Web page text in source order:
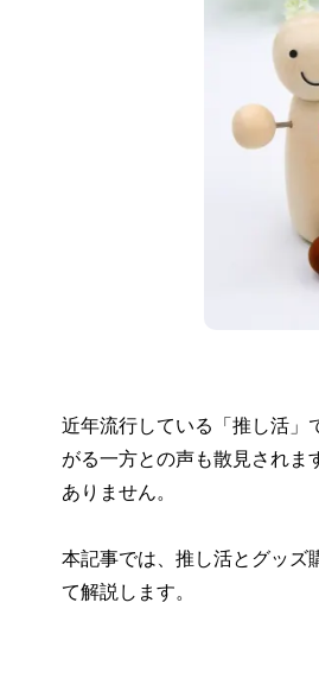
近年流行している「推し活」
がる一方との声も散見されま
ありません。
本記事では、推し活とグッズ
て解説します。